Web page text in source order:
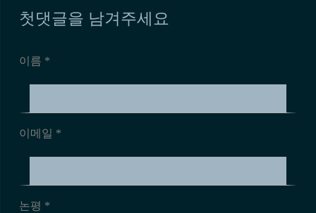
첫댓글을 남겨주세요
이름 *
이메일 *
논평 *